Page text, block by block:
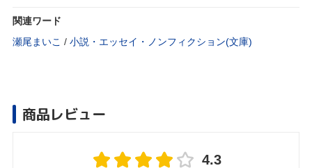
関連ワード
瀬尾まいこ / 小説・エッセイ・ノンフィクション(文庫)
商品レビュー
4.3